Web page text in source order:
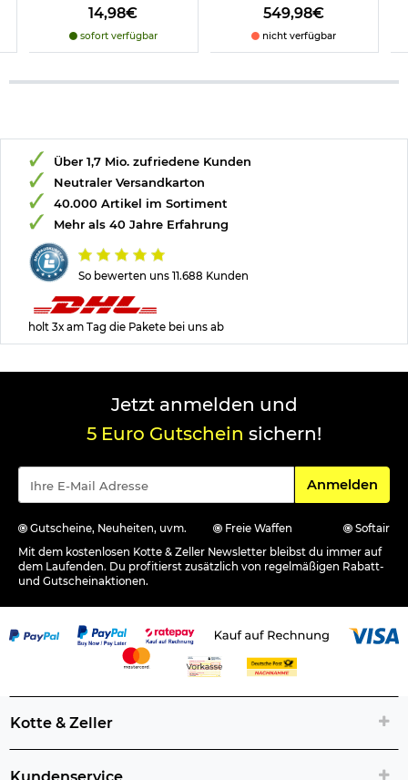
14,98€
sofort verfügbar
549,98€
nicht verfügbar
So bewerten uns 11.688 Kunden
Über 1,7 Mio. zufriedene Kunden
Neutraler Versandkarton
40.000 Artikel im Sortiment
Mehr als 40 Jahre Erfahrung
holt 3x am Tag die Pakete bei uns ab
Jetzt anmelden und
5 Euro Gutschein sichern!
Für den
Anmelden
Gutscheine, Neuheiten, uvm. Freie Waffen
Softair
Mit dem kostenlosen Kotte & Zeller Newsletter bleibst du immer auf
dem Laufenden. Du profitierst zusätzlich von regelmäßigen Rabatt-
und Gutscheinaktionen.
Kotte & Zeller